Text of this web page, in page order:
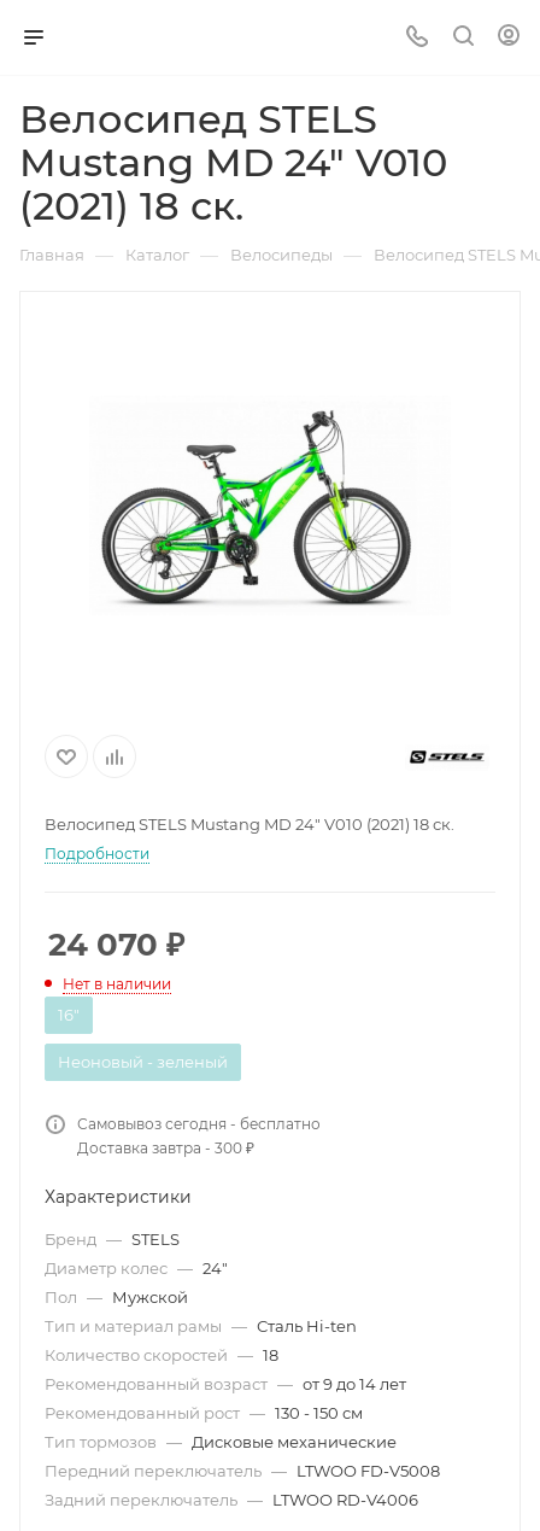
Велосипед STELS
Mustang MD 24" V010
(2021) 18 ск.
Главная — Каталог — Велосипеды — Велосипед STELS
Велосипед STELS Mustang MD 24" V010 (2021) 18 ск.
Подробности
24 070 ₽
Нет в наличии
16"
Неоновый - зеленый
Самовывоз сегодня - бесплатно
Доставка завтра - 300 ₽
Характеристики
Бренд — STELS
Диаметр колес — 24"
Пол — Мужской
Тип и материал рамы — Сталь Hi-ten
Количество скоростей — 18
Рекомендованный возраст — от 9 до 14 лет
Рекомендованный рост — 130 - 150 см
Тип тормозов — Дисковые механические
Передний переключатель — LTWOO FD-V5008
Задний переключатель — LTWOO RD-V4006